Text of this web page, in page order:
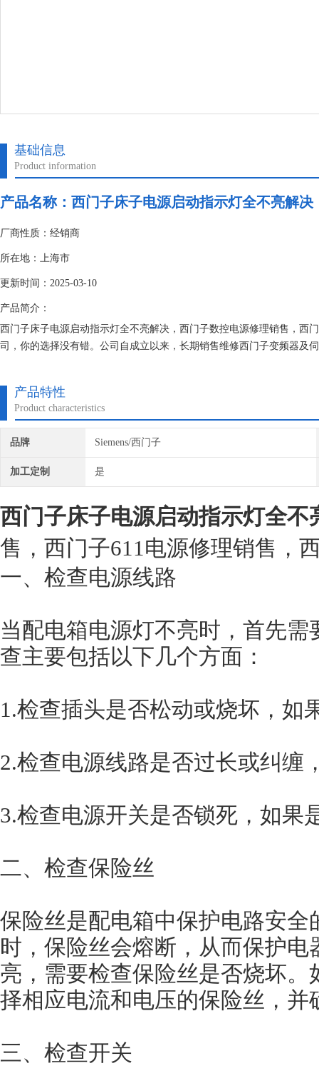
基础信息
Product information
产品名称： 西门子床子电源启动指示灯全不亮解决
厂商性质：经销商
所在地：上海市
更新时间：2025-03-10
产品简介：
西门子床子电源启动指示灯全不亮解决，西门子数控电源修理销售，西
司，你的选择没有错。公司自成立以来，长期销售维修西门子变频器及
产品特性
Product characteristics
品牌 Siemens/西门子
加工定制 是
西门子床子电源启动指示灯全不
售，西门子611电源修理销售，
一、检查电源线路
当配电箱电源灯不亮时，首先
查主要包括以下几个方面：
1.检查插头是否松动或烧坏，如
2.检查电源线路是否过长或纠缠
3.检查电源开关是否锁死，如果
二、检查保险丝
保险丝是配电箱中保护电路安
时，保险丝会熔断，从而保护
亮，需要检查保险丝是否烧坏
择相应电流和电压的保险丝，并
三、检查开关